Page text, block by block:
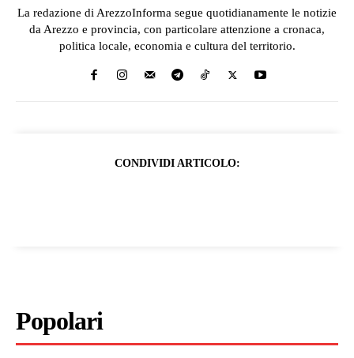
La redazione di ArezzoInforma segue quotidianamente le notizie
da Arezzo e provincia, con particolare attenzione a cronaca,
politica locale, economia e cultura del territorio.
CONDIVIDI ARTICOLO:
Popolari